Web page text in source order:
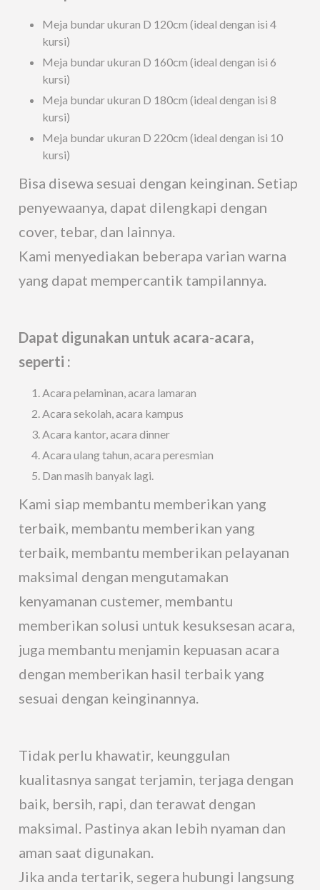
Meja bundar ukuran D 120cm (ideal dengan isi 4
kursi)
Meja bundar ukuran D 160cm (ideal dengan isi 6
kursi)
Meja bundar ukuran D 180cm (ideal dengan isi 8
kursi)
Meja bundar ukuran D 220cm (ideal dengan isi 10
kursi)
Bisa disewa sesuai dengan keinginan. Setiap
penyewaanya, dapat dilengkapi dengan
cover, tebar, dan lainnya.
Kami menyediakan beberapa varian warna
yang dapat mempercantik tampilannya.
Dapat digunakan untuk acara-acara,
seperti :
Acara pelaminan, acara lamaran
Acara sekolah, acara kampus
Acara kantor, acara dinner
Acara ulang tahun, acara peresmian
Dan masih banyak lagi.
Kami siap membantu memberikan yang
terbaik, membantu memberikan yang
terbaik, membantu memberikan pelayanan
maksimal dengan mengutamakan
kenyamanan custemer, membantu
memberikan solusi untuk kesuksesan acara,
juga membantu menjamin kepuasan acara
dengan memberikan hasil terbaik yang
sesuai dengan keinginannya.
Tidak perlu khawatir, keunggulan
kualitasnya sangat terjamin, terjaga dengan
baik, bersih, rapi, dan terawat dengan
maksimal. Pastinya akan lebih nyaman dan
aman saat digunakan.
Jika anda tertarik, segera hubungi langsung